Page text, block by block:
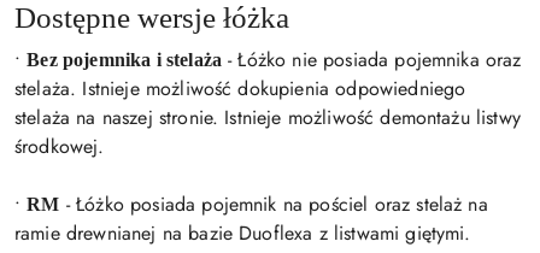
Dostępne wersje łóżka
•Bez pojemnika i stelaża - Łóżko nie posiada pojemnika oraz
stelaża. Istnieje możliwość dokupienia odpowiedniego
stelaża na naszej stronie. Istnieje możliwość demontażu listwy
środkowej.
•RM - Łóżko posiada pojemnik na pościel oraz stelaż na
ramie drewnianej na bazie Duoflexa z listwami giętymi.